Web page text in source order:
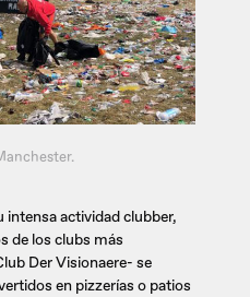
intensa actividad clubber,
de los clubs más
Der Visionaere- se
en pizzerías o patios